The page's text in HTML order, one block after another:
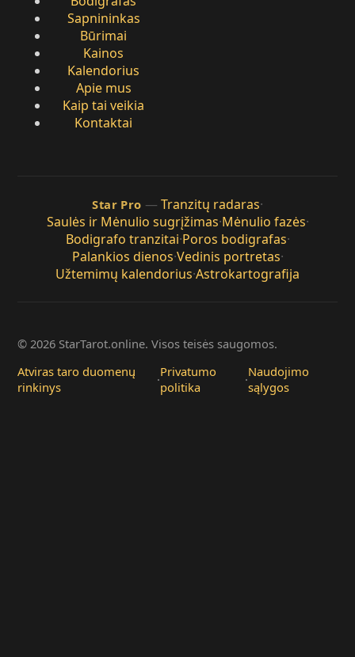
Sapnininkas
Būrimai
Kainos
Kalendorius
Apie mus
Kaip tai veikia
Kontaktai
Star Pro — Tranzitų radaras·
Saulės ir Mėnulio sugrįžimas·Mėnulio fazės·
Bodigrafo tranzitai·Poros bodigrafas·
Palankios dienos·Vedinis portretas·
Užtemimų kalendorius·Astrokartografija
© 2026 StarTarot.online. Visos teisės saugomos.
Atviras taro duomenų
rinkinys
·Privatumo
politika
·Naudojimo
sąlygos